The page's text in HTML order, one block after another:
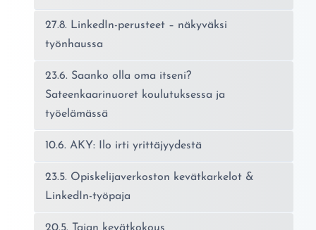
27.8. LinkedIn-perusteet – näkyväksi
työnhaussa
23.6. Saanko olla oma itseni?
Sateenkaarinuoret koulutuksessa ja
työelämässä
10.6. AKY: Ilo irti yrittäjyydestä
23.5. Opiskelijaverkoston kevätkarkelot &
LinkedIn-työpaja
20.5. Tajan kevätkokous